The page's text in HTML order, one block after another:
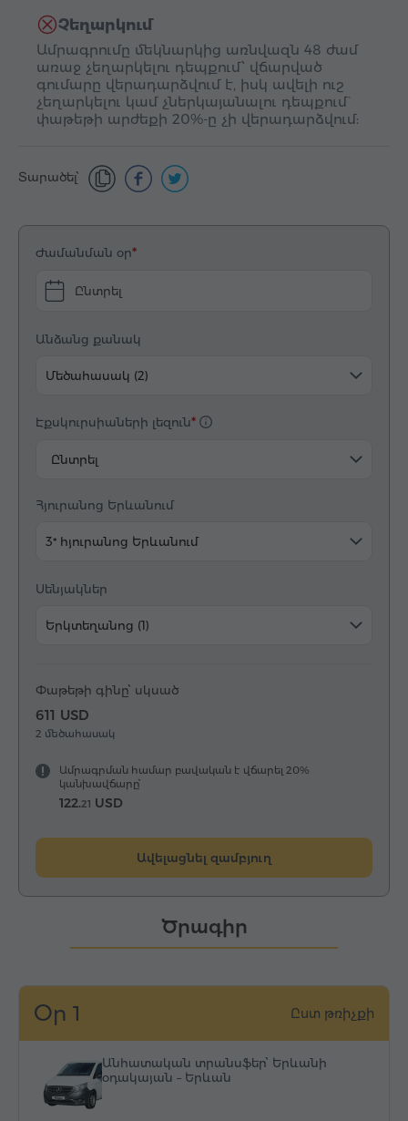
Չեղարկում
Ամրագրումը մեկնարկից առնվազն 48 ժամ
առաջ չեղարկելու դեպքում՝ վճարված
գումարը վերադարձվում է, իսկ ավելի ուշ
չեղարկելու կամ չներկայանալու դեպքում`
փաթեթի արժեքի 20%-ը չի վերադարձվում:
Տարածել՝
Ժամանման օր
Ընտրել
Անձանց քանակ
Մեծահասակ (2)
Էքսկուրսիաների լեզուն
Ընտրել
Հյուրանոց Երևանում
3* հյուրանոց Երևանում
Սենյակներ
Երկտեղանոց (1)
Փաթեթի գինը՝ սկսած
611 USD
2 մեծահասակ
Ամրագրման համար բավական է վճարել 20%
կանխավճարը՝
122.21 USD
Ավելացնել զամբյուղ
Ծրագիր
Օր 1 Ըստ թռիչքի
Անհատական տրանսֆեր՝ Երևանի
օդակայան – Երևան